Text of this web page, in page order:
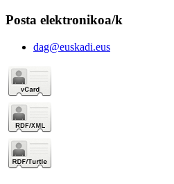
Posta elektronikoa/k
dag@euskadi.eus